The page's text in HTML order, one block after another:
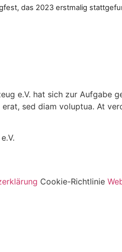
das 2023 erstmalig
e.V. hat sich zur
sed diam voluptua. At
Cookie-Richtlinie